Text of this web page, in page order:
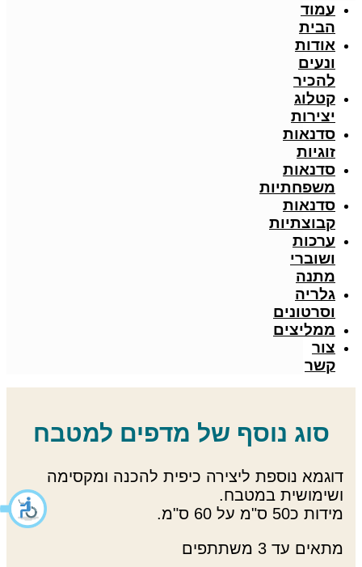
עמוד
הבית
אודות
ונעים
להכיר
קטלוג
יצירות
סדנאות
זוגיות
סדנאות
משפחתיות
סדנאות
קבוצתיות
ערכות
ושוברי
מתנה
גלריה
וסרטונים
ממליצים
צור
קשר
סוג נוסף של מדפים למטבח
דוגמא נוספת ליצירה כיפית להכנה ומקסימה
ושימושית במטבח.
מידות כ50 ס"מ על 60 ס"מ.
מתאים עד 3 משתתפים